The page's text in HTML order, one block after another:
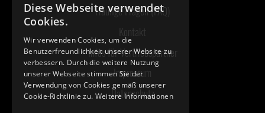
Häufige Fragen (FAQ)
Kontakt
Infos für Vertriebspartner
Impressum
Datenschutz
Diese Webseite verwendet
Cookies.
Wir verwenden Cookies, um die
Benutzerfreundlichkeit unserer Website zu
verbessern. Durch die weitere Nutzung
unserer Webseite stimmen Sie der
Verwendung von Cookies gemäß unserer
Cookie-Richtlinie zu. Weitere Informationen